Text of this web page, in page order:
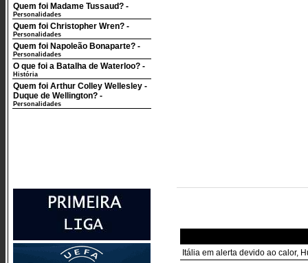
Quem foi Madame Tussaud? -
Personalidades
Quem foi Christopher Wren? -
Personalidades
Quem foi Napoleão Bonaparte? -
Personalidades
O que foi a Batalha de Waterloo? -
História
Quem foi Arthur Colley Wellesley -
Duque de Wellington? -
Personalidades
Itália em alerta devido ao calor,